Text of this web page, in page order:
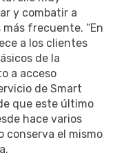
y combatir a
frecuente. “En
a los clientes
de la
a acceso
de Smart
que este último
hace varios
conserva el mismo